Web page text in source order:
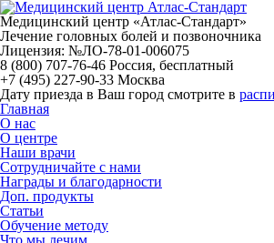
Медицинский центр «Атлас-Стандарт»
Лечение головных болей и позвоночника
Лицензия: №ЛО-78-01-006075
8 (800) 707-76-46 Россия, бесплатный
+7 (495) 227-90-33 Москва
Дату приезда в Ваш город смотрите в
Главная
О нас
О центре
Наши врачи
Сотрудничайте с нами
Награды и благодарности
Доп. продукты
Статьи
Обучение методу
Что мы лечим